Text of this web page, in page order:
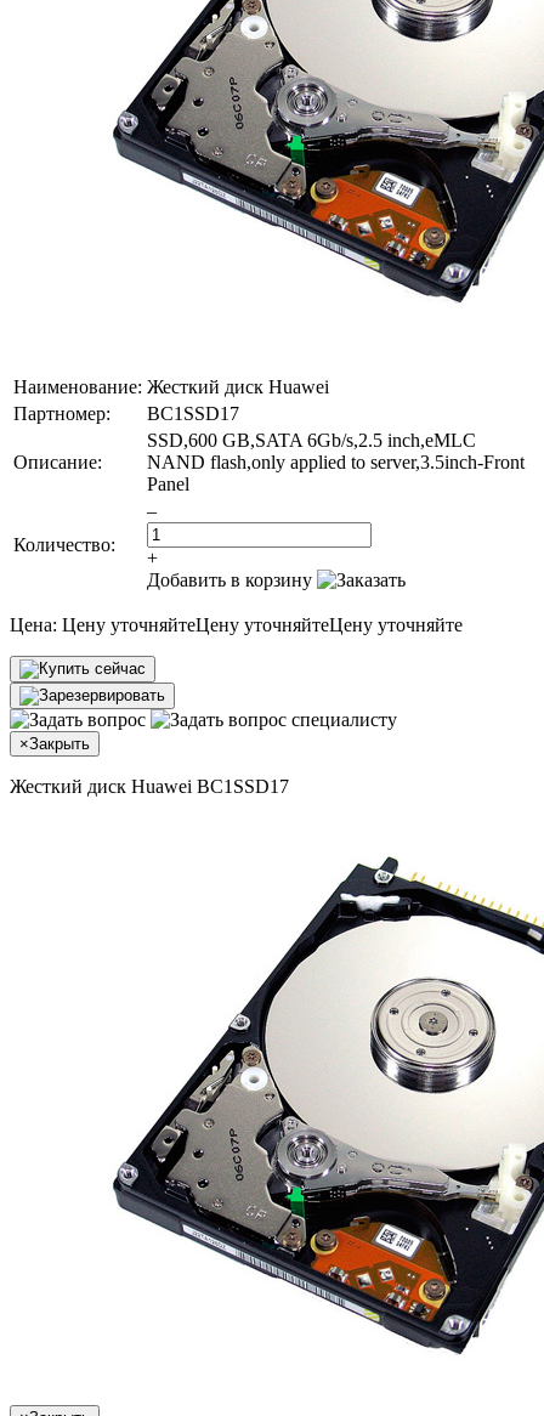
Наименование: Жесткий диск Huawei
Партномер:
BC1SSD17
Описание:
SSD,600 GB,SATA 6Gb/s,2.5 inch,eMLC
NAND flash,only applied to server,3.5inch-Front
Panel
Количество:
–
+
Добавить в корзину
Цена: Цену уточняйтеЦену уточняйтеЦену уточняйте
×Закрыть
Жесткий диск Huawei BC1SSD17